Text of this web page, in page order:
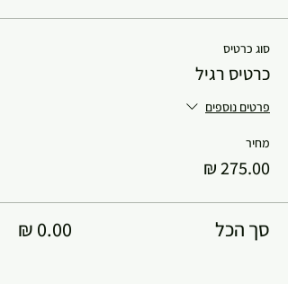
סוג כרטיס
כרטיס רגיל
פרטים נוספים
מחיר
סך הכל